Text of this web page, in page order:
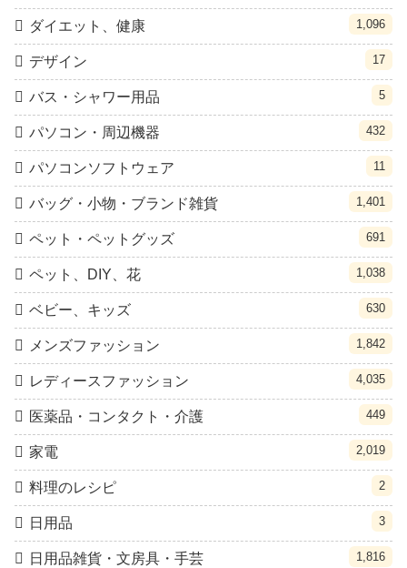
ダイエット、健康 1,096
デザイン 17
バス・シャワー用品 5
パソコン・周辺機器 432
パソコンソフトウェア 11
バッグ・小物・ブランド雑貨 1,401
ペット・ペットグッズ 691
ペット、DIY、花 1,038
ベビー、キッズ 630
メンズファッション 1,842
レディースファッション 4,035
医薬品・コンタクト・介護 449
家電 2,019
料理のレシピ 2
日用品 3
日用品雑貨・文房具・手芸 1,816